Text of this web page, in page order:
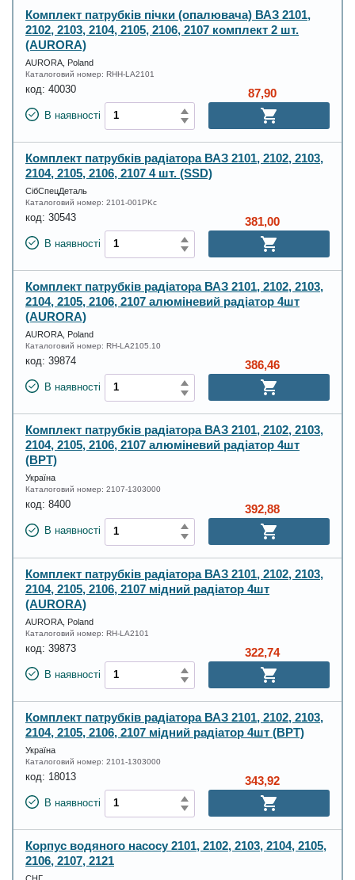
Комплект патрубків пічки (опалювача) ВАЗ 2101,
2102, 2103, 2104, 2105, 2106, 2107 комплект 2 шт.
(AURORA)
AURORA, Poland
Каталоговий номер: RHH-LA2101
код: 40030
В наявності
87,90
Комплект патрубків радіатора ВАЗ 2101, 2102, 2103,
2104, 2105, 2106, 2107 4 шт. (SSD)
СібСпецДеталь
Каталоговий номер: 2101-001PKc
код: 30543
В наявності
381,00
Комплект патрубків радіатора ВАЗ 2101, 2102, 2103,
2104, 2105, 2106, 2107 алюміневий радіатор 4шт
(AURORA)
AURORA, Poland
Каталоговий номер: RH-LA2105.10
код: 39874
В наявності
386,46
Комплект патрубків радіатора ВАЗ 2101, 2102, 2103,
2104, 2105, 2106, 2107 алюміневий радіатор 4шт
(ВРТ)
Україна
Каталоговий номер: 2107-1303000
код: 8400
В наявності
392,88
Комплект патрубків радіатора ВАЗ 2101, 2102, 2103,
2104, 2105, 2106, 2107 мідний радіатор 4шт
(AURORA)
AURORA, Poland
Каталоговий номер: RH-LA2101
код: 39873
В наявності
322,74
Комплект патрубків радіатора ВАЗ 2101, 2102, 2103,
2104, 2105, 2106, 2107 мідний радіатор 4шт (ВРТ)
Україна
Каталоговий номер: 2101-1303000
код: 18013
В наявності
343,92
Корпус водяного насосу 2101, 2102, 2103, 2104, 2105,
2106, 2107, 2121